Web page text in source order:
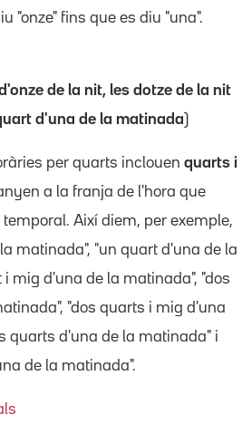
"onze" fins que es diu "una".
de la nit, les dotze de la nit
d'una de la matinada)
per quarts inclouen quarts i
a la franja de l'hora que
Així diem, per exemple,
matinada", "un quart d'una de la
mig d'una de la matinada", "dos
"dos quarts i mig d'una
quarts d'una de la matinada" i
de la matinada".